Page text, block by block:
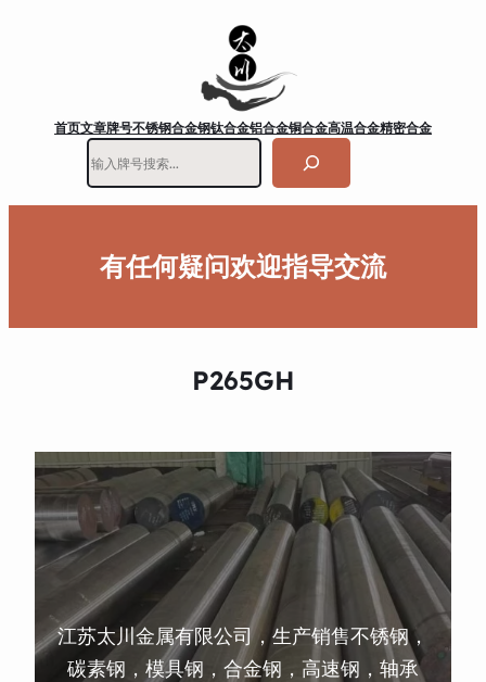
首页文章牌号不锈钢合金钢钛合金铝合金铜合金高温合金精密合金
有任何疑问欢迎指导交流
P265GH
江苏太川金属有限公司，生产销售不锈钢，
碳素钢，模具钢，合金钢，高速钢，轴承